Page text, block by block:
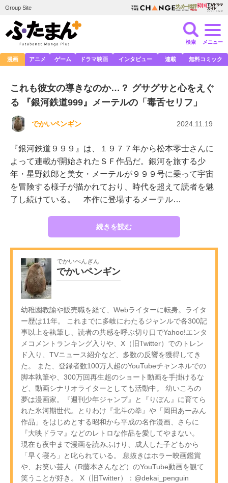
Group Site
検索 メニュー
漫画 アニメ ゲーム ドラマ映画 インタビュー 連載 無料コミック
これも彼女の導きなのか…？ グサグサと心をえぐ
る 『銀河鉄道999』メーテルの「毒舌セリフ」
でかいペンギン 2024.11.19
『銀河鉄道９９９』は、１９７７年から松本零士さんに
よって連載が開始されたＳＦ作品だ。銀河を旅する少
年・星野鉄郎と美女・メーテルが９９９号に乗って宇宙
を冒険する様子が描かれており、時代を超えて読者を魅
了し続けている。 本作に登場するメーテル…
続きを読む
でかいぺんぎん
でかいペンギン
幼稚園教諭や販売職を経て、Webライターに転身。ライタ
ー歴は11年。 これまでに多岐にわたるジャンルで各300記
事以上を執筆し、読者の共感を呼ぶ切り口でYahoo!エンタ
メコメントランキング入りや、X（旧Twitter）でのトレン
ド入り、TVニュース紹介など、多数の反響を獲得してき
た。 また、登録者数100万人超のYouTubeチャンネルでの
脚本執筆や、300万回再生超のショート動画を手掛けるな
ど、動画シナリオライターとしても活動中。 幼いころの
夢は漫画家。『週刊少年ジャンプ』と『りぼん』に育てら
れた氷河期世代。とりわけ『北斗の拳』や「岡田あーみん
作品」をはじめとする昭和から平成の名作漫画、さらに
『大映ドラマ』などのレトロな作品を愛してやまない。
現在も夜中まで漫画を読みふけり、成人した子どもから
「早く寝ろ」と叱られている。 息抜きはホラー映画鑑賞
や、お笑い芸人（R藤本さんなど）のYouTube動画を観て
笑うことが好き。 X（旧Twitter）：@dekai_penguin